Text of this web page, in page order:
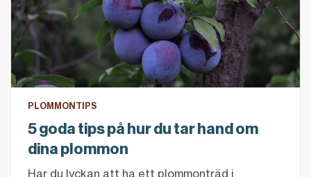
PLOMMONTIPS
5 goda tips på hur du tar hand om
dina plommon
Har du lyckan att ha ett plommonträd i